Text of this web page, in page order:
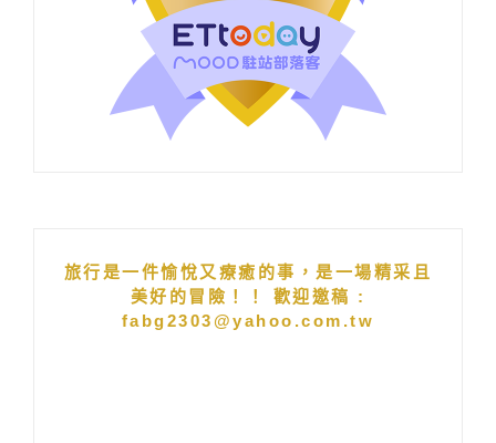
旅行是一件愉悅又療癒的事，是一場精采且
美好的冒險！！ 歡迎邀稿 :
fabg2303@yahoo.com.tw